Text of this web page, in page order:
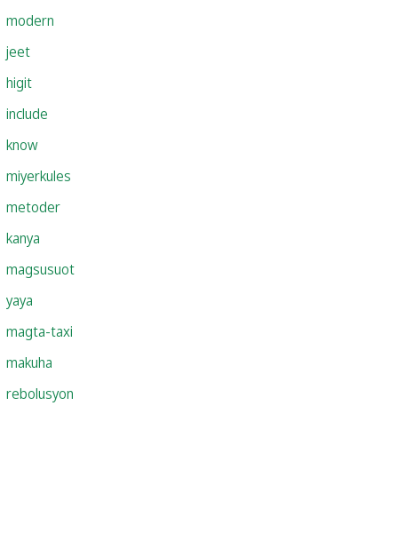
modern
jeet
higit
include
know
miyerkules
metoder
kanya
magsusuot
yaya
magta-taxi
makuha
rebolusyon